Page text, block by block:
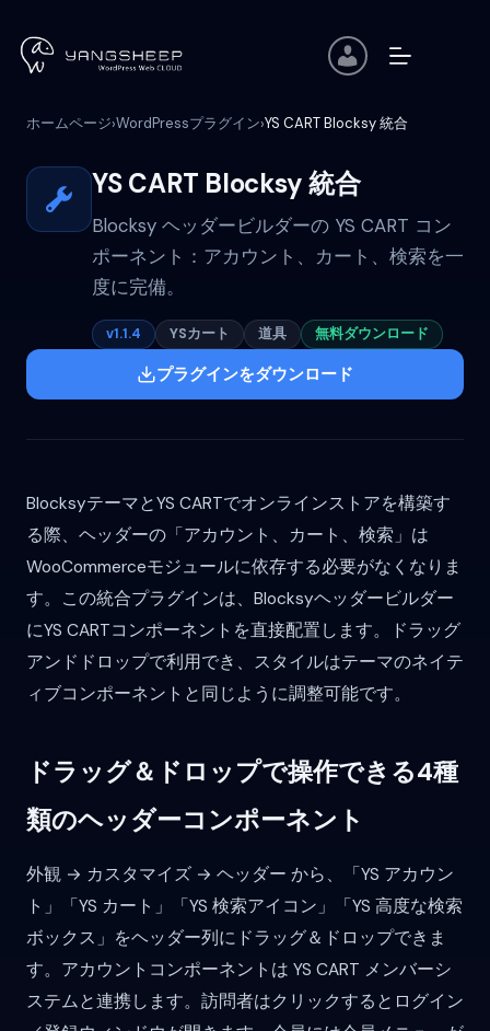
ホームページ›WordPressプラグイン›YS CART Blocksy 統合
YS CART Blocksy 統合
Blocksy ヘッダービルダーの YS CART コン
ポーネント：アカウント、カート、検索を一
度に完備。
v1.1.4 YSカート 道具 無料ダウンロード
プラグインをダウンロード
BlocksyテーマとYS CARTでオンラインストアを構築す
る際、ヘッダーの「アカウント、カート、検索」は
WooCommerceモジュールに依存する必要がなくなりま
す。この統合プラグインは、Blocksyヘッダービルダー
にYS CARTコンポーネントを直接配置します。ドラッグ
アンドドロップで利用でき、スタイルはテーマのネイテ
ィブコンポーネントと同じように調整可能です。
ドラッグ＆ドロップで操作できる4種
類のヘッダーコンポーネント
外観 → カスタマイズ → ヘッダー から、「YS アカウン
ト」「YS カート」「YS 検索アイコン」「YS 高度な検索
ボックス」をヘッダー列にドラッグ＆ドロップできま
す。アカウントコンポーネントは YS CART メンバーシ
ステムと連携します。訪問者はクリックするとログイン